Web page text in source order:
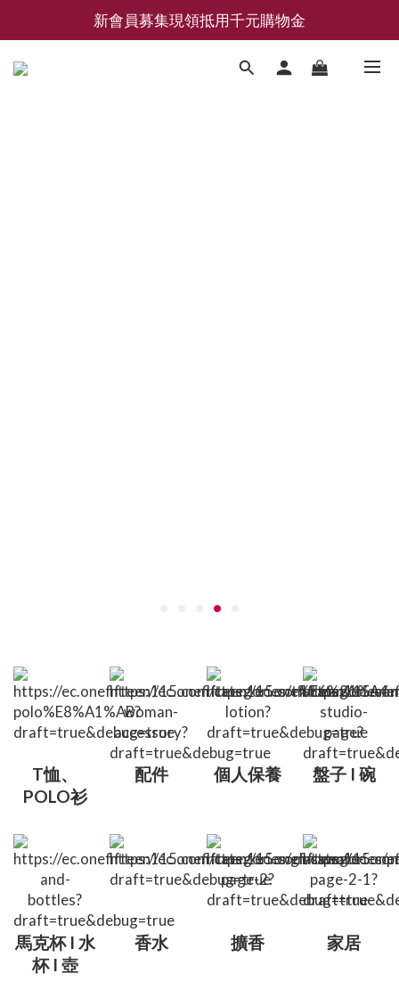
新會員募集現領抵用千元購物金
新會員募集現領抵用千元購物金
LEMAIRE 經典可頌包 NEW ARRIVAL
T恤、
POLO衫
配件 個人保養 盤子 I 碗
馬克杯 I 水
杯 I 壺
香水 擴香 家居